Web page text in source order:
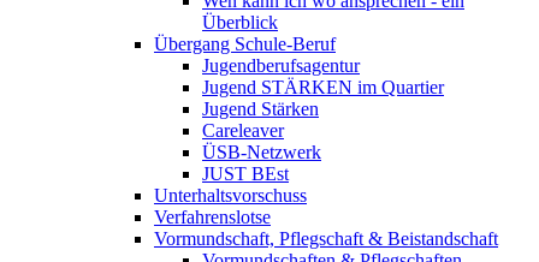
Überblick
Übergang Schule-Beruf
Jugendberufsagentur
Jugend STÄRKEN im Quartier
Jugend Stärken
Careleaver
ÜSB-Netzwerk
JUST BEst
Unterhaltsvorschuss
Verfahrenslotse
Vormundschaft, Pflegschaft & Beistandschaft